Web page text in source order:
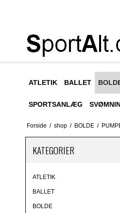
ATLETIK BALLET
SPORTSANLÆG
Forside / shop / BOLDE /
KATEGORIER
ATLETIK
BALLET
BOLDE